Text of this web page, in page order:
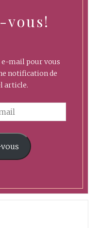
vous!
e-mail pour vous
notification de
article.